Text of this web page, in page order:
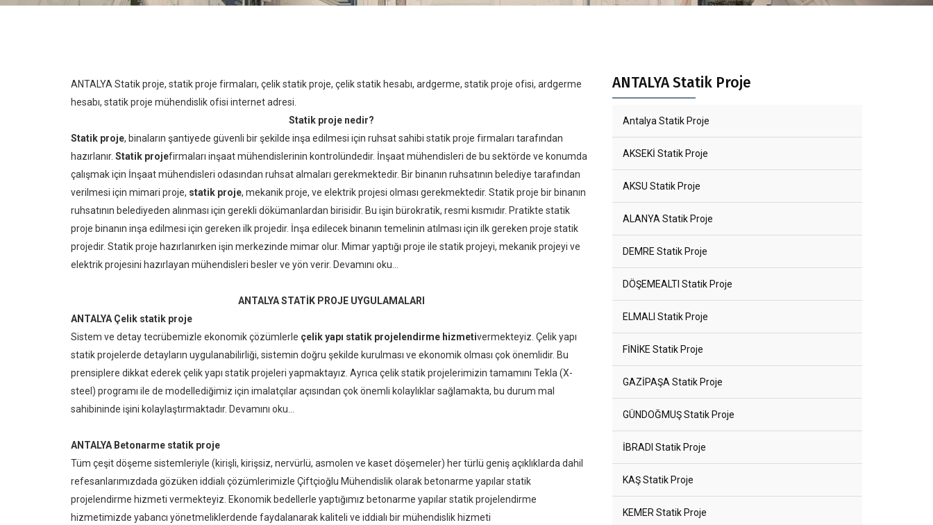
ANTALYA Statik proje, statik proje firmaları, çelik statik proje, çelik statik hesabı, ardgerme, statik proje ofisi, ardgerme
hesabı, statik proje mühendislik ofisi internet adresi.
Statik proje nedir?
Statik proje, binaların şantiyede güvenli bir şekilde inşa edilmesi için ruhsat sahibi statik proje firmaları tarafından
hazırlanır. Statik projefirmaları inşaat mühendislerinin kontrolündedir. İnşaat mühendisleri de bu sektörde ve konumda
çalışmak için İnşaat mühendisleri odasından ruhsat almaları gerekmektedir. Bir binanın ruhsatının belediye tarafından
verilmesi için mimari proje, statik proje, mekanik proje, ve elektrik projesi olması gerekmektedir. Statik proje bir binanın
ruhsatının belediyeden alınması için gerekli dökümanlardan birisidir. Bu işin bürokratik, resmi kısmıdır. Pratikte statik
proje binanın inşa edilmesi için gereken ilk projedir. İnşa edilecek binanın temelinin atılması için ilk gereken proje statik
projedir. Statik proje hazırlanırken işin merkezinde mimar olur. Mimar yaptığı proje ile statik projeyi, mekanik projeyi ve
elektrik projesini hazırlayan mühendisleri besler ve yön verir. Devamını oku...
ANTALYA STATİK PROJE UYGULAMALARI
ANTALYA Çelik statik proje
Sistem ve detay tecrübemizle ekonomik çözümlerle çelik yapı statik projelendirme hizmetivermekteyiz. Çelik yapı
statik projelerde detayların uygulanabilirliği, sistemin doğru şekilde kurulması ve ekonomik olması çok önemlidir. Bu
prensiplere dikkat ederek çelik yapı statik projeleri yapmaktayız. Ayrıca çelik statik projelerimizin tamamını Tekla (X-
steel) programı ile de modellediğimiz için imalatçılar açısından çok önemli kolaylıklar sağlamakta, bu durum mal
sahibininde işini kolaylaştırmaktadır. Devamını oku...
ANTALYA Betonarme statik proje
Tüm çeşit döşeme sistemleriyle (kirişli, kirişsiz, nervürlü, asmolen ve kaset döşemeler) her türlü geniş açıklıklarda dahil
refesanlarımızdada gözüken iddialı çözümlerimizle Çiftçioğlu Mühendislik olarak betonarme yapılar statik
projelendirme hizmeti vermekteyiz. Ekonomik bedellerle yaptığımız betonarme yapılar statik projelendirme
hizmetimizde yabancı yönetmeliklerdende faydalanarak kaliteli ve iddialı bir mühendislik hizmeti
ANTALYA Statik Proje
Antalya Statik Proje
AKSEKİ Statik Proje
AKSU Statik Proje
ALANYA Statik Proje
DEMRE Statik Proje
DÖŞEMEALTI Statik Proje
ELMALI Statik Proje
FİNİKE Statik Proje
GAZİPAŞA Statik Proje
GÜNDOĞMUŞ Statik Proje
İBRADI Statik Proje
KAŞ Statik Proje
KEMER Statik Proje